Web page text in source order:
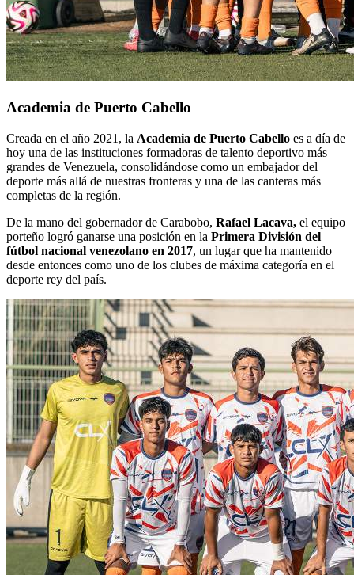
Academia de Puerto Cabello
Creada en el año 2021, la Academia de Puerto Cabello es a día de
hoy una de las instituciones formadoras de talento deportivo más
grandes de Venezuela, consolidándose como un embajador del
deporte más allá de nuestras fronteras y una de las canteras más
completas de la región.
De la mano del gobernador de Carabobo, Rafael Lacava, el equipo
porteño logró ganarse una posición en la Primera División del
fútbol nacional venezolano en 2017, un lugar que ha mantenido
desde entonces como uno de los clubes de máxima categoría en el
deporte rey del país.